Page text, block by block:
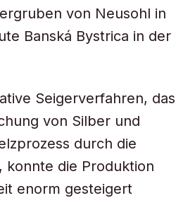
von Neusohl in
Banská Bystrica in der
Seigerverfahren, das
von Silber und
durch die
konnte die Produktion
enorm gesteigert